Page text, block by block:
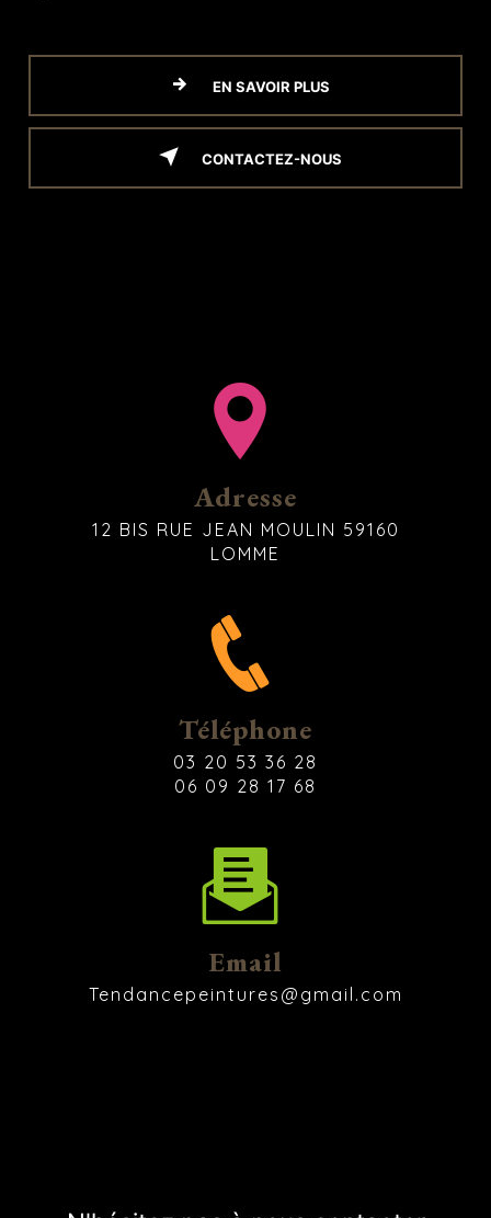
EN SAVOIR PLUS
CONTACTEZ-NOUS
Adresse
12 BIS RUE JEAN MOULIN 59160
LOMME
Téléphone
03 20 53 36 28
06 09 28 17 68
Email
tendancepeintures@gmail.com